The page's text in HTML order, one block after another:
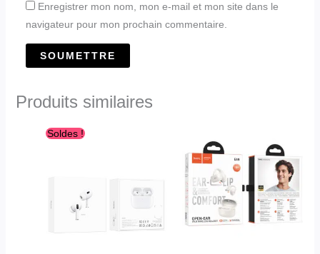
Enregistrer mon nom, mon e-mail et mon site dans le
navigateur pour mon prochain commentaire.
Produits similaires
Soldes !
Le
prix